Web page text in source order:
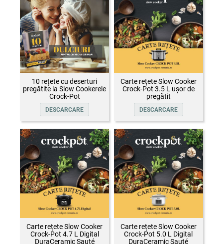
10 rețete cu deserturi
pregătite la Slow Cookerele
Crock-Pot
DESCARCARE
Carte rețete Slow Cooker
Crock-Pot 3.5 L ușor de
pregătit
DESCARCARE
Carte rețete Slow Cooker
Crock-Pot 4.7 L Digital
DuraCeramic Sauté
Carte rețete Slow Cooker
Crock-Pot 5.0 L Digital
DuraCeramic Sauté